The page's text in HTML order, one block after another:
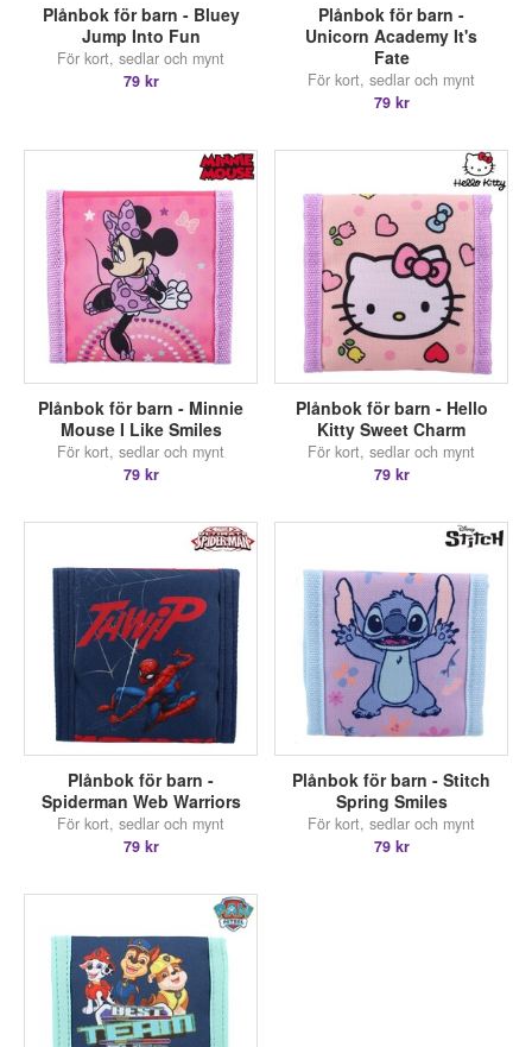
Plånbok för barn - Bluey
Jump Into Fun
För kort, sedlar och mynt
79 kr
Plånbok för barn -
Unicorn Academy It's
Fate
För kort, sedlar och mynt
79 kr
Plånbok för barn - Minnie
Mouse I Like Smiles
För kort, sedlar och mynt
79 kr
Plånbok för barn - Hello
Kitty Sweet Charm
För kort, sedlar och mynt
79 kr
Plånbok för barn -
Spiderman Web Warriors
För kort, sedlar och mynt
79 kr
Plånbok för barn - Stitch
Spring Smiles
För kort, sedlar och mynt
79 kr